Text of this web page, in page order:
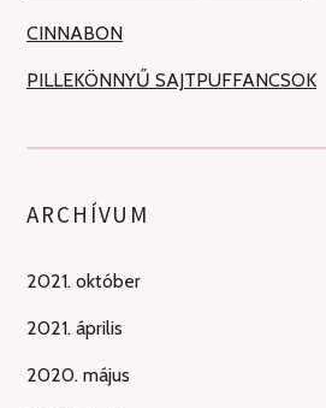
CINNABON
PILLEKÖNNYŰ SAJTPUFFANCSOK
ARCHÍVUM
2021. október
2021. április
2020. május